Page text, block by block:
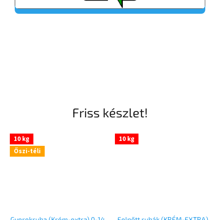
Friss készlet!
10 kg
Őszi-téli
10 kg